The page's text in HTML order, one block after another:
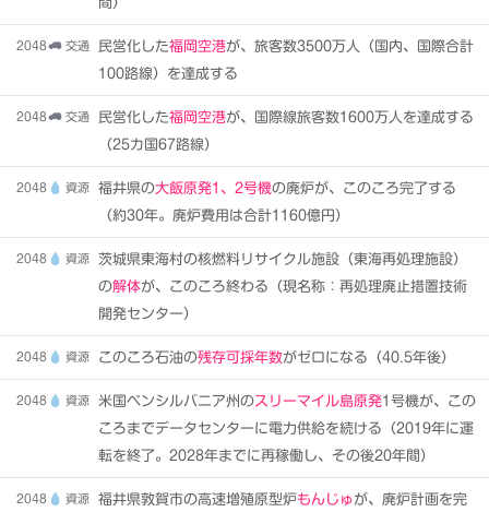
2048 交通 民営化した福岡空港が、旅客数3500万人（国内、国際合計
100路線）を達成する
2048 交通 民営化した福岡空港が、国際線旅客数1600万人を達成する
（25カ国67路線）
2048 資源 福井県の大飯原発1、2号機の廃炉が、このころ完了する
（約30年。廃炉費用は合計1160億円）
2048 資源
茨城県東海村の核燃料リサイクル施設（東海再処理施設）
の解体が、このころ終わる（現名称：再処理廃止措置技術
開発センター）
2048 資源 このころ石油の残存可採年数がゼロになる（40.5年後）
2048 資源 米国ペンシルバニア州のスリーマイル島原発1号機が、この
ころまでデータセンターに電力供給を続ける（2019年に運
転を終了。2028年までに再稼働し、その後20年間）
2048 資源 福井県敦賀市の高速増殖原型炉もんじゅ が、廃炉計画を完